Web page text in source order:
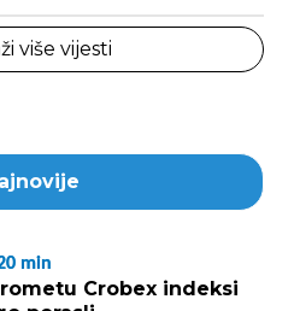
više vijesti
min
Crobex indeksi